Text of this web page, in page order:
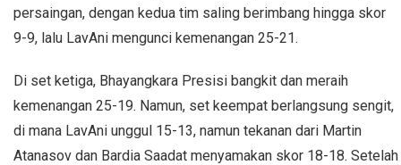
persaingan, dengan kedua tim saling berimbang hingga skor
9-9, lalu LavAni mengunci kemenangan 25-21.
Di set ketiga, Bhayangkara Presisi bangkit dan meraih
kemenangan 25-19. Namun, set keempat berlangsung sengit,
di mana LavAni unggul 15-13, namun tekanan dari Martin
Atanasov dan Bardia Saadat menyamakan skor 18-18. Setelah